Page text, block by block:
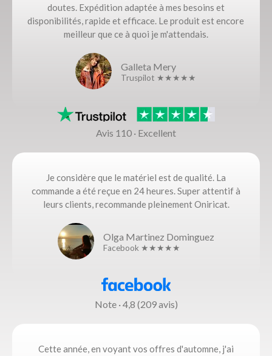
doutes. Expédition adaptée à mes besoins et
disponibilités, rapide et efficace. Le produit est encore
meilleur que ce à quoi je m'attendais.
Galleta Mery
Truspilot ★★★★★
Avis 110 · Excellent
Je considère que le matériel est de qualité. La
commande a été reçue en 24 heures. Super attentif à
leurs clients, recommande pleinement Oniricat.
Olga Martinez Dominguez
Facebook ★★★★★
Note · 4,8 (209 avis)
Cette année, en voyant vos offres d'automne, j'ai